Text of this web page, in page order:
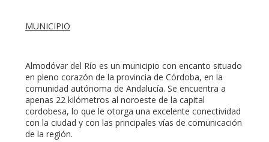
MUNICIPIO
Almodóvar del Río es un municipio con encanto situado
en pleno corazón de la provincia de Córdoba, en la
comunidad autónoma de Andalucía. Se encuentra a
apenas 22 kilómetros al noroeste de la capital
cordobesa, lo que le otorga una excelente conectividad
con la ciudad y con las principales vías de comunicación
de la región.